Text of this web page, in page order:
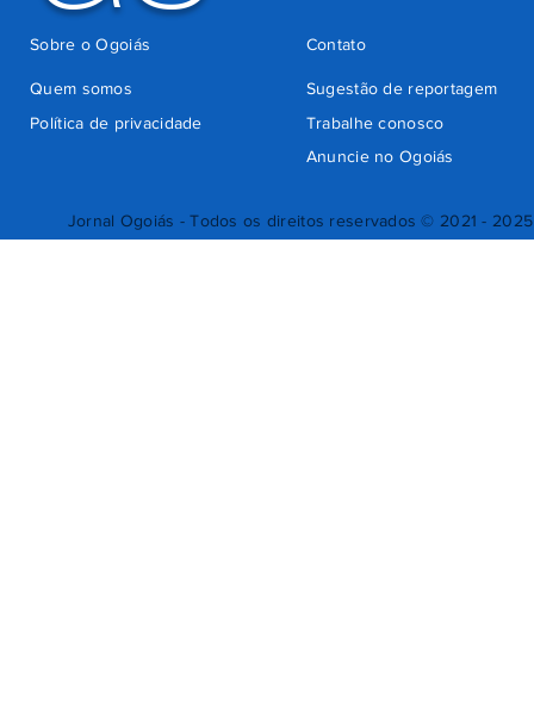
Jornal Ogoiás - Todos os direitos reservados © 2021 - 2025
Quem somos
Sugestão de reportagem
Trabalhe conosco
Política de privacidade
Anuncie no Ogoiás
Contato
Sobre o Ogoiás